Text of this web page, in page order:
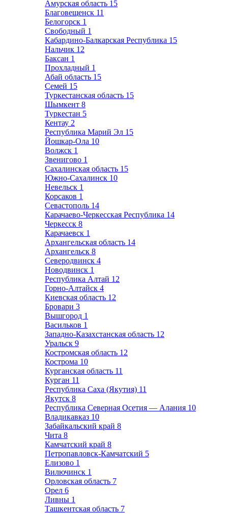
Амурская область 15
Благовещенск 11
Белогорск 1
Свободный 1
Кабардино-Балкарская Республика 15
Нальчик 12
Баксан 1
Прохладный 1
Абай область 15
Семей 15
Туркестанская область 15
Шымкент 8
Туркестан 5
Кентау 2
Республика Марий Эл 15
Йошкар-Ола 10
Волжск 1
Звенигово 1
Сахалинская область 15
Южно-Сахалинск 10
Невельск 1
Корсаков 1
Севастополь 14
Карачаево-Черкесская Республика 14
Черкесск 8
Карачаевск 1
Архангельская область 14
Архангельск 8
Северодвинск 4
Новодвинск 1
Республика Алтай 12
Горно-Алтайск 4
Киевская область 12
Бровари 3
Вышгород 1
Васильков 1
Западно-Казахстанская область 12
Уральск 9
Костромская область 12
Кострома 10
Курганская область 11
Курган 11
Республика Саха (Якутия) 11
Якутск 8
Республика Северная Осетия — Алания 10
Владикавказ 10
Забайкальский край 8
Чита 8
Камчатский край 8
Петропавловск-Камчатский 5
Елизово 1
Вилючинск 1
Орловская область 7
Орел 6
Ливны 1
Ташкентская область 7